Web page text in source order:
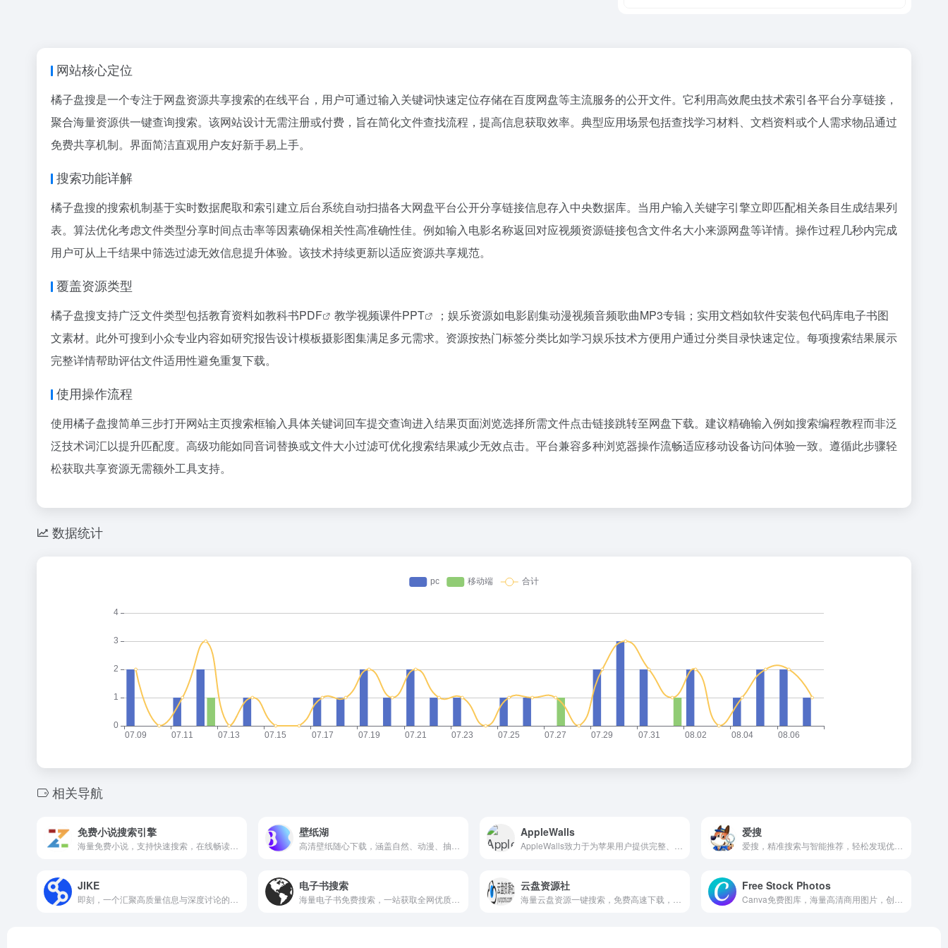
网站核心定位
橘子盘搜是一个专注于网盘资源共享搜索的在线平台，用户可通过输入关键词快速定位存储在百度网盘等主流服务的公开文件。它利用高效爬虫技术索引各平台分享链接，
聚合海量资源供一键查询搜索。该网站设计无需注册或付费，旨在简化文件查找流程，提高信息获取效率。典型应用场景包括查找学习材料、文档资料或个人需求物品通过
免费共享机制。界面简洁直观用户友好新手易上手。
搜索功能详解
橘子盘搜的搜索机制基于实时数据爬取和索引建立后台系统自动扫描各大网盘平台公开分享链接信息存入中央数据库。当用户输入关键字引擎立即匹配相关条目生成结果列
表。算法优化考虑文件类型分享时间点击率等因素确保相关性高准确性佳。例如输入电影名称返回对应视频资源链接包含文件名大小来源网盘等详情。操作过程几秒内完成
用户可从上千结果中筛选过滤无效信息提升体验。该技术持续更新以适应资源共享规范。
覆盖资源类型
橘子盘搜支持广泛文件类型包括教育资料如教科书PDF 教学视频课件PPT
；娱乐资源如电影剧集动漫视频音频歌曲MP3专辑；实用文档如软件安装包代码库电子书图
文素材。此外可搜到小众专业内容如研究报告设计模板摄影图集满足多元需求。资源按热门标签分类比如学习娱乐技术方便用户通过分类目录快速定位。每项搜索结果展示
完整详情帮助评估文件适用性避免重复下载。
使用操作流程
使用橘子盘搜简单三步打开网站主页搜索框输入具体关键词回车提交查询进入结果页面浏览选择所需文件点击链接跳转至网盘下载。建议精确输入例如搜索编程教程而非泛
泛技术词汇以提升匹配度。高级功能如同音词替换或文件大小过滤可优化搜索结果减少无效点击。平台兼容多种浏览器操作流畅适应移动设备访问体验一致。遵循此步骤轻
松获取共享资源无需额外工具支持。
数据统计
相关导航
免费小说搜索引擎 壁纸湖 AppleWalls 爱搜
JIKE 电子书搜索 云盘资源社 Free Stock Photos